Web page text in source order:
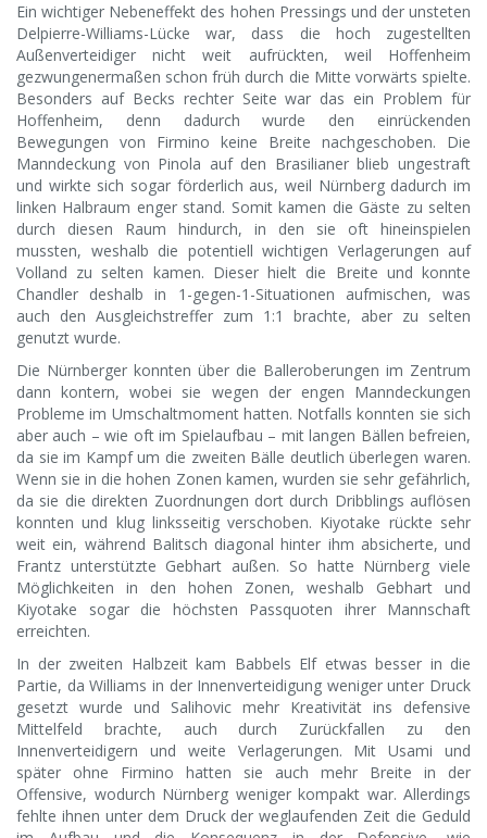
Ein wichtiger Nebeneffekt des hohen Pressings und der unsteten
Delpierre-Williams-Lücke war, dass die hoch zugestellten
Außenverteidiger nicht weit aufrückten, weil Hoffenheim
gezwungenermaßen schon früh durch die Mitte vorwärts spielte.
Besonders auf Becks rechter Seite war das ein Problem für
Hoffenheim, denn dadurch wurde den einrückenden
Bewegungen von Firmino keine Breite nachgeschoben. Die
Manndeckung von Pinola auf den Brasilianer blieb ungestraft
und wirkte sich sogar förderlich aus, weil Nürnberg dadurch im
linken Halbraum enger stand. Somit kamen die Gäste zu selten
durch diesen Raum hindurch, in den sie oft hineinspielen
mussten, weshalb die potentiell wichtigen Verlagerungen auf
Volland zu selten kamen. Dieser hielt die Breite und konnte
Chandler deshalb in 1-gegen-1-Situationen aufmischen, was
auch den Ausgleichstreffer zum 1:1 brachte, aber zu selten
genutzt wurde.
Die Nürnberger konnten über die Balleroberungen im Zentrum
dann kontern, wobei sie wegen der engen Manndeckungen
Probleme im Umschaltmoment hatten. Notfalls konnten sie sich
aber auch – wie oft im Spielaufbau – mit langen Bällen befreien,
da sie im Kampf um die zweiten Bälle deutlich überlegen waren.
Wenn sie in die hohen Zonen kamen, wurden sie sehr gefährlich,
da sie die direkten Zuordnungen dort durch Dribblings auflösen
konnten und klug linksseitig verschoben. Kiyotake rückte sehr
weit ein, während Balitsch diagonal hinter ihm absicherte, und
Frantz unterstützte Gebhart außen. So hatte Nürnberg viele
Möglichkeiten in den hohen Zonen, weshalb Gebhart und
Kiyotake sogar die höchsten Passquoten ihrer Mannschaft
erreichten.
In der zweiten Halbzeit kam Babbels Elf etwas besser in die
Partie, da Williams in der Innenverteidigung weniger unter Druck
gesetzt wurde und Salihovic mehr Kreativität ins defensive
Mittelfeld brachte, auch durch Zurückfallen zu den
Innenverteidigern und weite Verlagerungen. Mit Usami und
später ohne Firmino hatten sie auch mehr Breite in der
Offensive, wodurch Nürnberg weniger kompakt war. Allerdings
fehlte ihnen unter dem Druck der weglaufenden Zeit die Geduld